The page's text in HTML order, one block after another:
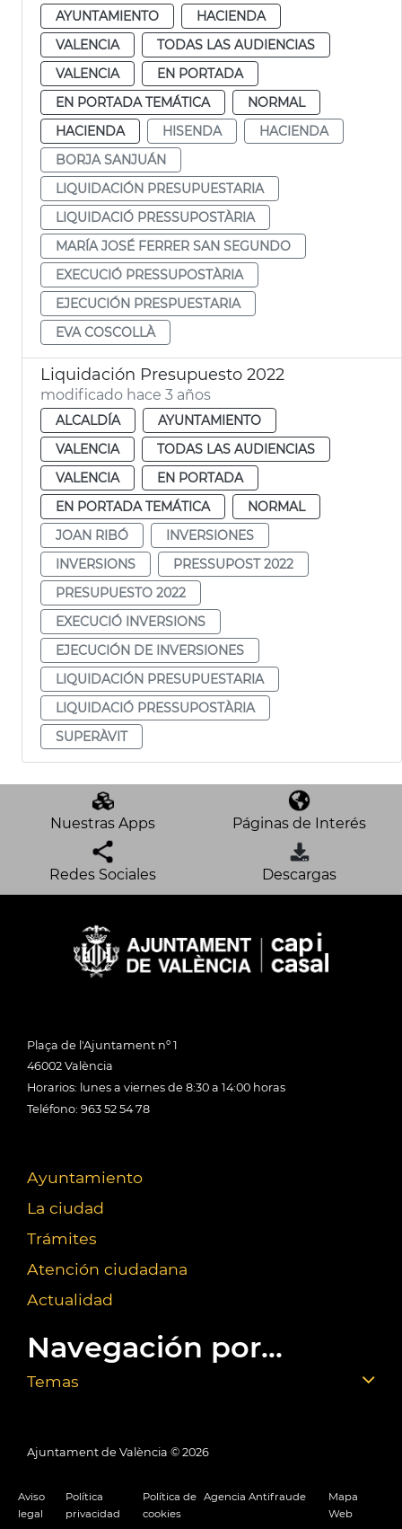
AYUNTAMIENTO
HACIENDA
VALENCIA
TODAS LAS AUDIENCIAS
VALENCIA
EN PORTADA
EN PORTADA TEMÁTICA
NORMAL
HACIENDA
HISENDA
HACIENDA
BORJA SANJUÁN
LIQUIDACIÓN PRESUPUESTARIA
LIQUIDACIÓ PRESSUPOSTÀRIA
MARÍA JOSÉ FERRER SAN SEGUNDO
EXECUCIÓ PRESSUPOSTÀRIA
EJECUCIÓN PRESPUESTARIA
EVA COSCOLLÀ
Liquidación Presupuesto 2022
modificado hace 3 años
ALCALDÍA
AYUNTAMIENTO
VALENCIA
TODAS LAS AUDIENCIAS
VALENCIA
EN PORTADA
EN PORTADA TEMÁTICA
NORMAL
JOAN RIBÓ
INVERSIONES
INVERSIONS
PRESSUPOST 2022
PRESUPUESTO 2022
EXECUCIÓ INVERSIONS
EJECUCIÓN DE INVERSIONES
LIQUIDACIÓN PRESUPUESTARIA
LIQUIDACIÓ PRESSUPOSTÀRIA
SUPERÀVIT
Nuestras Apps Páginas de Interés
Redes Sociales Descargas
Plaça de l'Ajuntament nº 1
46002 València
Horarios: lunes a viernes de 8:30 a 14:00 horas
Teléfono: 963 52 54 78
Ayuntamiento
La ciudad
Trámites
Atención ciudadana
Actualidad
Navegación por...
Temas
Ajuntament de València © 2026
Aviso
legal
Política
privacidad
Política de
cookies
Agencia Antifraude
Mapa
Web